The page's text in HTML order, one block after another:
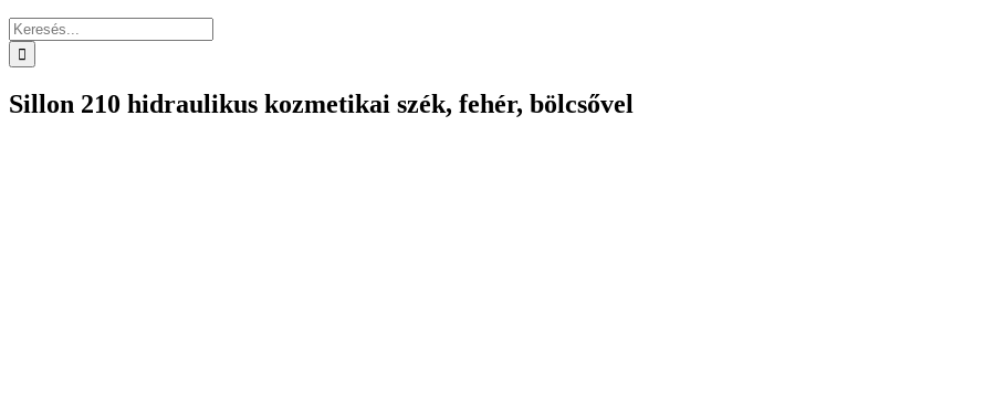
Keresés...
Sillon 210 hidraulikus kozmetikai szék, fehér, bölcsővel